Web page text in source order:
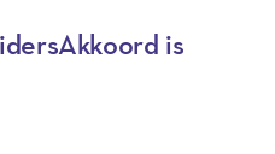
is